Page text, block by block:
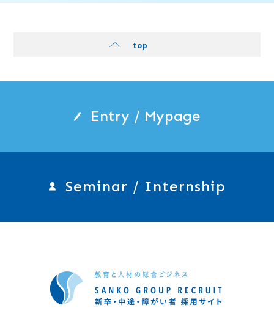
top
Entry / Mypage
Seminar / Internship